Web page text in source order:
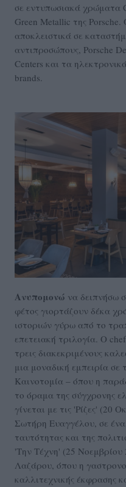
σε εντυπωσιακά χρώματα
Green Metallic της Porsche.
αποκλειστικά σε
αντιπροσώπους, Porsche
Centers και τα
brands.
Ανυπομονώ να δειπνήσω
φέτος γιορτάζουν δέκα
ιστοριών γύρω από το
επετειακή τριλογία. Ο
τρεις διακεκριμένους
μια μοναδική εμπειρία σε
Καινοτομία – όπου η
το όραμα της σύγχρονης
γίνεται με τις 'Ρίζες' (20
Σωτήρη Ευαγγέλου, σε ένα
ταυτότητας και της
'Την Τέχνη' (25
Λαζάρου, όπου η
καλλιτεχνικής έκφρασης